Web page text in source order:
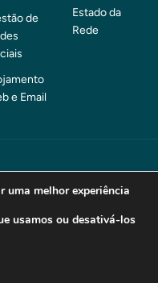
de
e Email
Estado da
Rede
Todos os direitos
uma melhor experiência
usamos ou desativá-los